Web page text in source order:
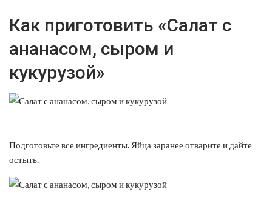
Как приготовить «Салат с
ананасом, сыром и
кукурузой»
Подготовьте все ингредиенты. Яйца заранее отварите и дайте
остыть.